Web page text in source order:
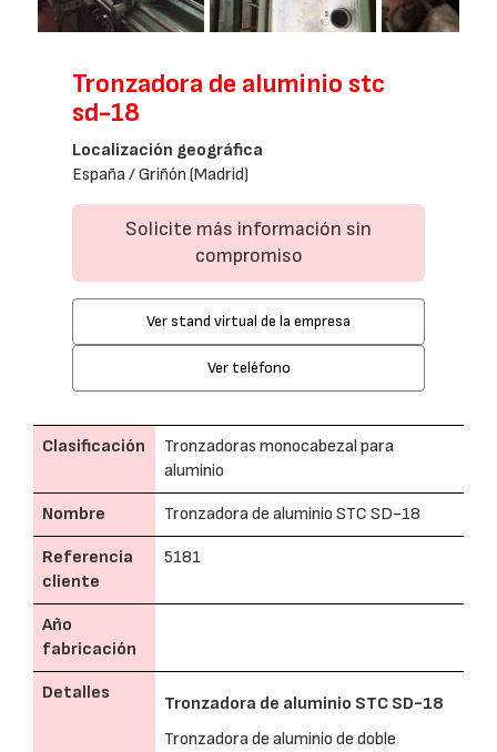
Next
Tronzadora de aluminio stc
sd-18
Localización geográfica
España / Griñón (Madrid)
Solicite más información sin
compromiso
Ver stand virtual de la empresa
Ver teléfono
Clasificación
Tronzadoras monocabezal para
aluminio
Nombre Tronzadora de aluminio STC SD-18
Referencia
cliente
5181
Año
fabricación
Detalles
Tronzadora de aluminio STC SD-18
Tronzadora de aluminio de doble